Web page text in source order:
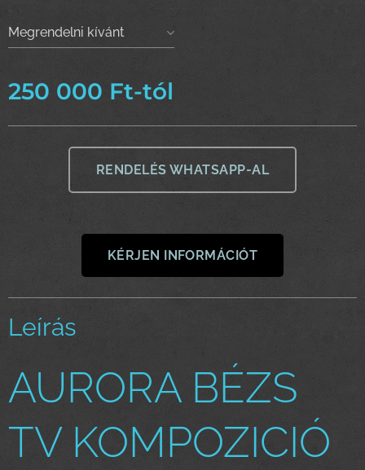
Megrendelni kívánt
250 000 Ft-tól
RENDELÉS WHATSAPP-AL
KÉRJEN INFORMÁCIÓT
Leírás
AURORA BÉZS
TV KOMPOZICIÓ